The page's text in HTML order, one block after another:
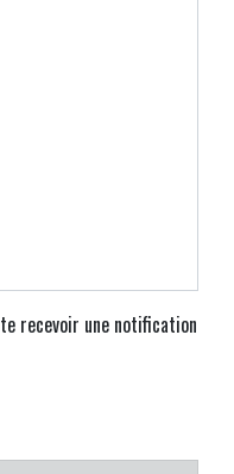
recevoir une notification